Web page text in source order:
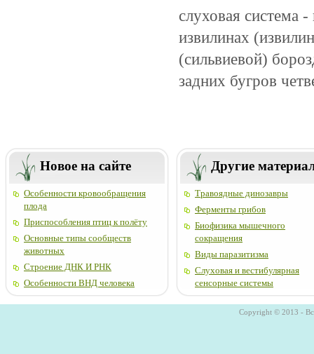
слуховая система
извилинах
(сильвиевой)
задних бугров
Новое на сайте
Особенности кровообращения
плода
Приспособления птиц к полёту
Основные типы сообществ
животных
Строение ДНК И РНК
Особенности ВНД человека
Другие
Травоядные динозавры
Ферменты грибов
Биофизика мышечного
сокращения
Виды паразитизма
Слуховая и вестибулярная
сенсорные системы
Copyright © 2013 -